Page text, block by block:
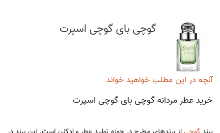
گوچی بای گوچی اسپرت
آنچه در این مطلب خواهید خواند
خرید عطر مردانه گوچی بای گوچی اسپرت